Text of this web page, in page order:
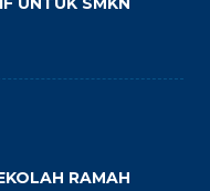
RAMAH